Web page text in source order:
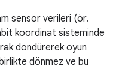
sensör verileri (ör.
koordinat sisteminde
döndürerek oyun
dönmez ve bu